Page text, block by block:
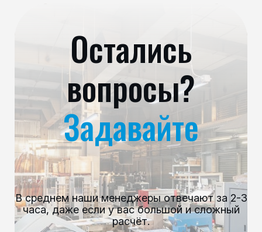
Остались
вопросы?
Задавайте
В среднем наши менеджеры отвечают за 2-3
часа, даже если у вас большой и сложный
расчёт.